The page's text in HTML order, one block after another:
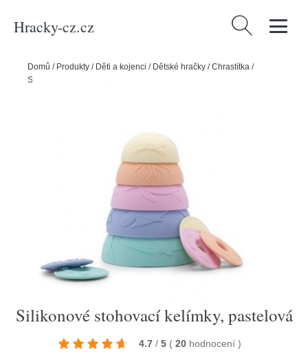
Hracky-cz.cz Vyhledávání
Domů / Produkty / Děti a kojenci / Dětské hračky /Chrastítka /
Silikonové stohovací kelímky, pastelová
Silikonové stohovací kelímky, pastelová
4.7 / 5 ( 20 hodnocení )